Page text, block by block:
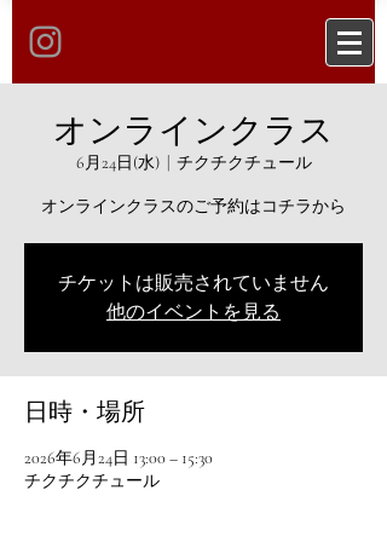
オンラインクラス
6月24日(水)
  |
チクチクチュール
オンラインクラスのご予約はコチラから
チケットは販売されていません
他のイベントを見る
日時・場所
2026年6月24日 13:00 – 15:30
チクチクチュール